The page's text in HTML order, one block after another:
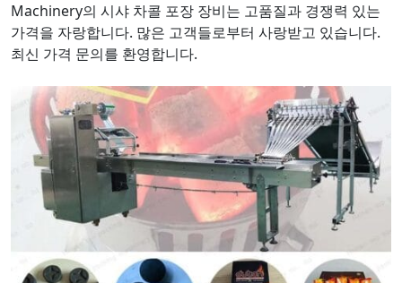
Machinery의 시샤 차콜 포장 장비는 고품질과 경쟁력 있는
가격을 자랑합니다. 많은 고객들로부터 사랑받고 있습니다.
최신 가격 문의를 환영합니다.